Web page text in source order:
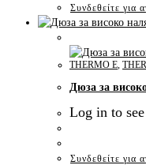
Συνδεθείτε για
THERMO E,
Дюза за
Log in to
Συνδεθείτε για